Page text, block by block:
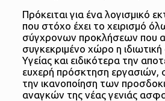
Πρόκειται για ένα λογισμικό
που στόχο έχει το χειρισμό
σύγχρονων προκλήσεων που
συγκεκριμένο χώρο η
Υγείας και ειδικότερα την
ευχερή πρόσκτηση εργασιών,
την ικανοποίηση των
αναγκών της νέας γενιάς